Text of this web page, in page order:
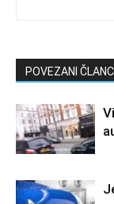
POVEZANI ČLANCI